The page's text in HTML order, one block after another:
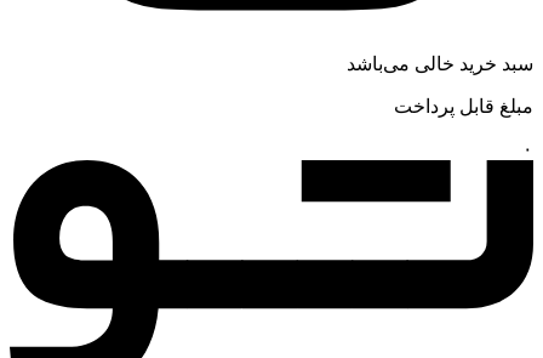
سبد خرید خالی می‌باشد
مبلغ قابل پرداخت
۰